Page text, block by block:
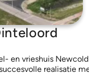
en vrieshuis
realisatie